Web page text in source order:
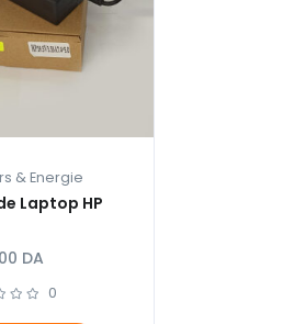
& Energie
Laptop HP
DA
0